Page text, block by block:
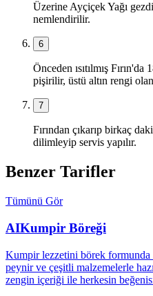
Üzerine Ayçiçek Yağı
nemlendirilir.
6
Önceden ısıtılmış
pişirilir, üstü altın rengi
7
Fırından çıkarıp birkaç
dilimleyip servis yapılır.
Benzer Tarifler
Tümünü Gör
AIKumpir Böreği
Kumpir lezzetini börek formunda
peynir ve çeşitli malzemelerle
zengin içeriği ile herkesin